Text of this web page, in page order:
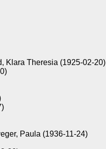
Klara Theresia (1925-02-20)
Paula (1936-11-24)